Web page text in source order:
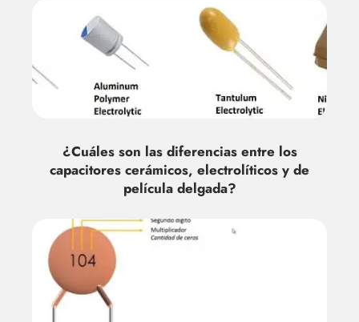
¿Cuáles son las diferencias entre los
capacitores cerámicos, electrolíticos y de
película delgada?